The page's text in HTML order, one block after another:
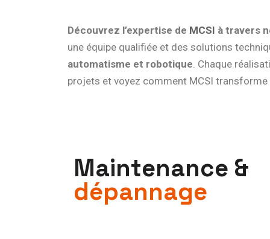
Découvrez l’expertise de MCSI à travers
une équipe qualifiée et des solutions
automatisme et robotique. Chaque
projets et voyez comment MCSI
Maintenance &
dépannage